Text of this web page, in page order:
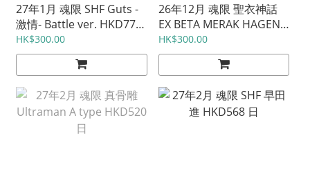
27年1月 魂限 SHF Guts -
激情- Battle ver. HKD775
日
HK$300.00
26年12月 魂限 聖衣神話
EX BETA MERAK HAGEN
40th Anniversary Ver.
HKD1010 日
HK$300.00